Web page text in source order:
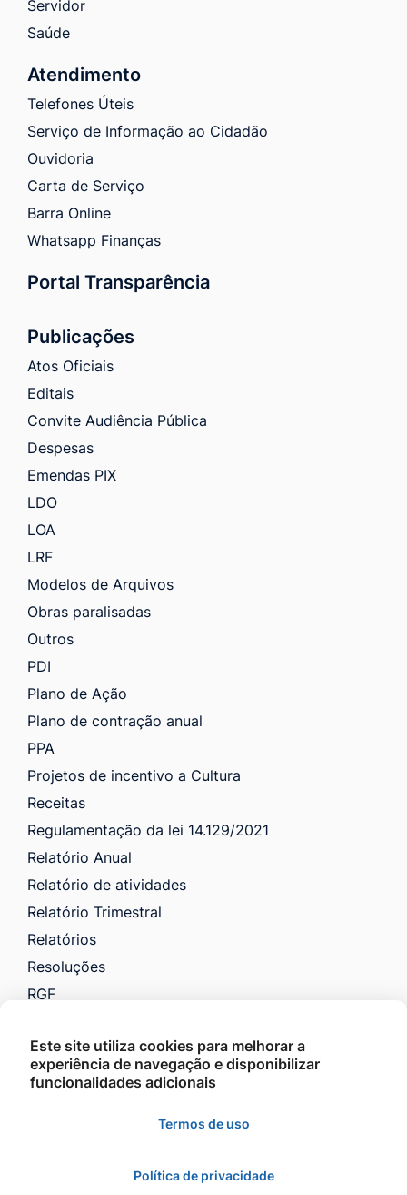
Servidor
Saúde
Atendimento
Telefones Úteis
Serviço de Informação ao Cidadão
Ouvidoria
Carta de Serviço
Barra Online
Whatsapp Finanças
Portal Transparência
Publicações
Atos Oficiais
Editais
Convite Audiência Pública
Despesas
Emendas PIX
LDO
LOA
LRF
Modelos de Arquivos
Obras paralisadas
Outros
PDI
Plano de Ação
Plano de contração anual
PPA
Projetos de incentivo a Cultura
Receitas
Regulamentação da lei 14.129/2021
Relatório Anual
Relatório de atividades
Relatório Trimestral
Relatórios
Resoluções
RGF
Saúde
VTN e Código Tributário
©2026 - Prefeitura Municipal de Barra do Garças -
Este site utiliza cookies para melhorar a
experiência de navegação e disponibilizar
funcionalidades adicionais
Termos de uso
Política de privacidade